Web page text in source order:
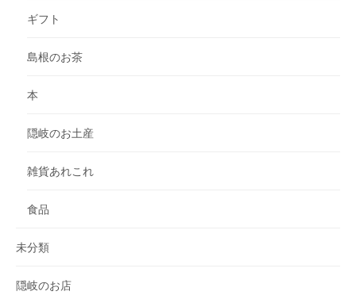
ギフト
島根のお茶
本
隠岐のお土産
雑貨あれこれ
食品
未分類
隠岐のお店